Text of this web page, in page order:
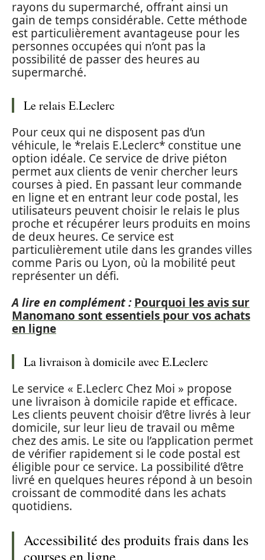
rayons du supermarché, offrant ainsi un
gain de temps considérable. Cette méthode
est particulièrement avantageuse pour les
personnes occupées qui n’ont pas la
possibilité de passer des heures au
supermarché.
Le relais E.Leclerc
Pour ceux qui ne disposent pas d’un
véhicule, le *relais E.Leclerc* constitue une
option idéale. Ce service de drive piéton
permet aux clients de venir chercher leurs
courses à pied. En passant leur commande
en ligne et en entrant leur code postal, les
utilisateurs peuvent choisir le relais le plus
proche et récupérer leurs produits en moins
de deux heures. Ce service est
particulièrement utile dans les grandes villes
comme Paris ou Lyon, où la mobilité peut
représenter un défi.
A lire en complément : Pourquoi les avis sur
Manomano sont essentiels pour vos achats
en ligne
La livraison à domicile avec E.Leclerc
Le service « E.Leclerc Chez Moi » propose
une livraison à domicile rapide et efficace.
Les clients peuvent choisir d’être livrés à leur
domicile, sur leur lieu de travail ou même
chez des amis. Le site ou l’application permet
de vérifier rapidement si le code postal est
éligible pour ce service. La possibilité d’être
livré en quelques heures répond à un besoin
croissant de commodité dans les achats
quotidiens.
Accessibilité des produits frais dans les